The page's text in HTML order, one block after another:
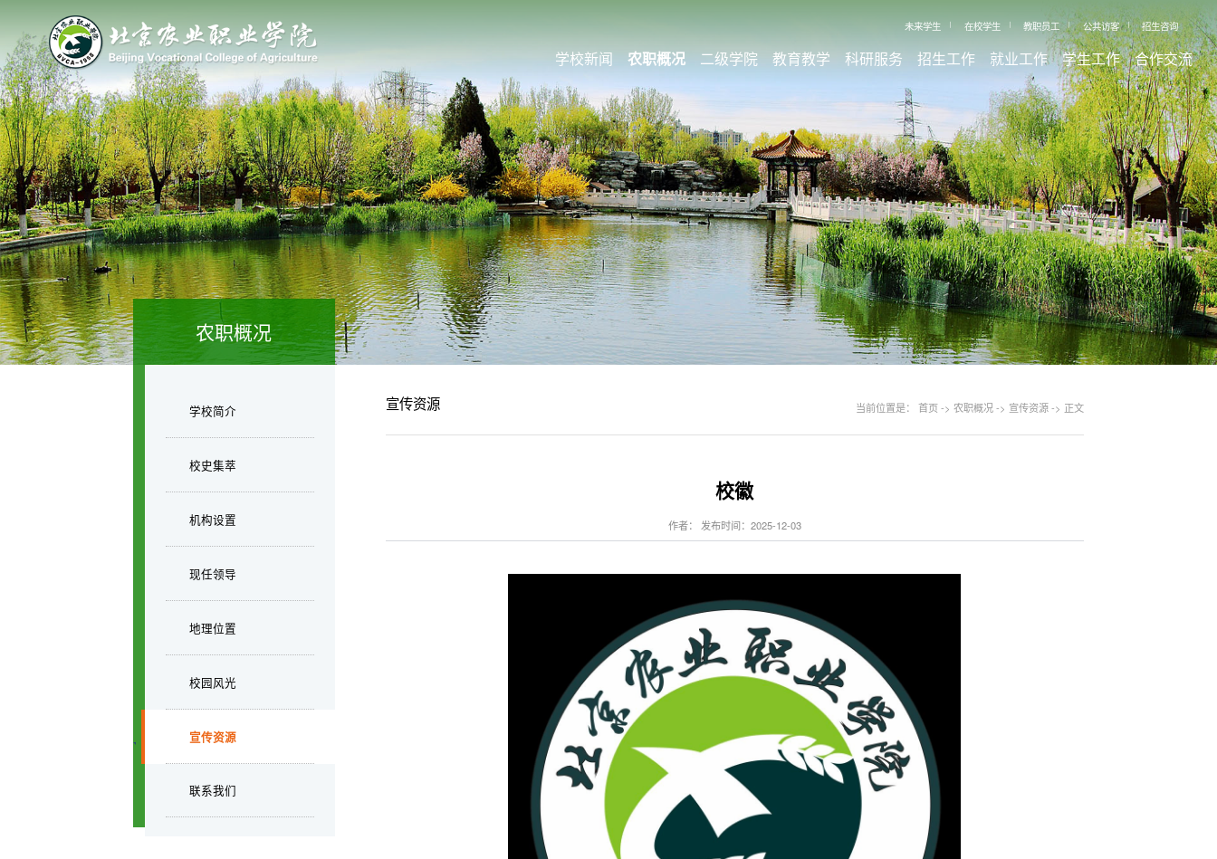
未来学生 在校学生 教职员工 公共访客 招生咨询
学校新闻 农职概况 二级学院 教育教学 科研服务 招生工作 就业工作 学生工作 合作交流
农职概况
学校简介
校史集萃
机构设置
现任领导
地理位置
校园风光
宣传资源
联系我们
宣传资源 当前位置是： 首页-> 农职概况-> 宣传资源-> 正文
校徽
作者： 发布时间：2025-12-03